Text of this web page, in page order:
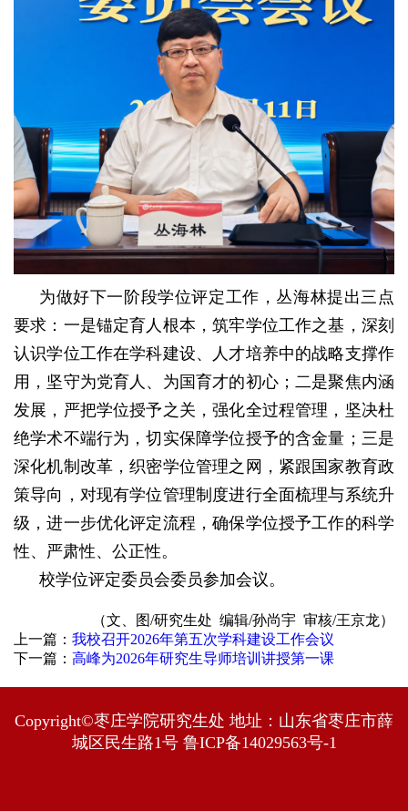
为做好下一阶段学位评定工作，丛海林提出三点
要求：一是锚定育人根本，筑牢学位工作之基，深刻
认识学位工作在学科建设、人才培养中的战略支撑作
用，坚守为党育人、为国育才的初心；二是聚焦内涵
发展，严把学位授予之关，强化全过程管理，坚决杜
绝学术不端行为，切实保障学位授予的含金量；三是
深化机制改革，织密学位管理之网，紧跟国家教育政
策导向，对现有学位管理制度进行全面梳理与系统升
级，进一步优化评定流程，确保学位授予工作的科学
性、严肃性、公正性。
校学位评定委员会委员参加会议。
（文、图/研究生处 编辑/孙尚宇 审核/王京龙）
上一篇： 我校召开2026年第五次学科建设工作会议
下一篇： 高峰为2026年研究生导师培训讲授第一课
Copyright©枣庄学院研究生处 地址：山东省枣庄市薛
城区民生路1号 鲁ICP备14029563号-1